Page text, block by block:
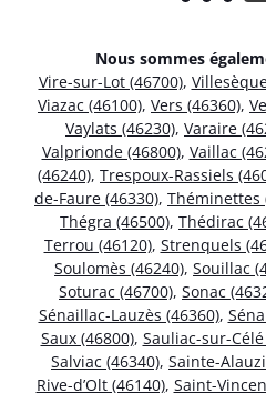
Nous sommes
Vire-sur-Lot (46700),
Viazac (46100), Vers (46360),
Vaylats (46230), Varaire
Valprionde (46800), Vaillac
(46240), Trespoux-Rassiels
de-Faure (46330), Théminettes
Thégra (46500), Thédirac
Terrou (46120), Strenquels
Soulomès (46240), Souillac
Soturac (46700), Sonac
Sénaillac-Lauzès (46360),
Saux (46800), Sauliac-sur-Célé
Salviac (46340), Sainte-
Rive-d’Olt (46140), Saint-